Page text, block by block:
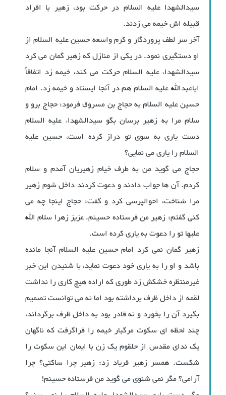
سیدالشهدا علیه السلام در حرکت بود، زهیر با افراد
قبیله اش خیمه می زدند.
آخر سر لطف پروردگار و کرم واسعه حسین علیه السلام از
او دستگیری نمود. در یکی از منازل که زهیر گمان می کرد
سیدالشهداء علیه السلام حرکت می کند، خیمه زد اتفاقاً
اباعبدالله علیه السلام هم در آنجا ایستاد و خیمه زد. امام
حسین علیه السلام به حجاج بن مسروق فرمود: حجاج برو و
سلام مرا به زهیر برسان بگو سیدالشهداء علیه السلام
دست یاری به سوی تو دراز کرده است، حسین علیه
السلام را یاری می نمایی؟
حجاج می گوید من به طرف خیام زهیریان آمدم و سلام
کردم. آن ها جواب دادند و دعوت کردند داخل شوم زهیر
مرا شناخت، احوالپرسی کرد و گفت: حجاج اینجا چه می
کنی گفتم: زهیر من فرستاده حسینم. عزیز زهرا سلام الله
علیها تو را دعوت به یاری کرده است.
زهیر گمان نمی کرد امام حسین علیه السلام آنجا مانده
باشد و او را به یاری خود دعوت نماید، با شنیدن این خبر
غیرمنتظره خشکش زد طوری که اراده هیچ کاری را نداشت
لقمه از داخل ظرف برداشته بود اما نه می توانست تصمیم
بگیرد آن را بخورد و نه قادر بود به داخل ظرف برگرداند،
چند لحظه ای سکوت مرگبار خیمه را فراگرفت که ناگهان
یک ندای مقدس از حلقوم یک زن با ایمان این سکوت را
شکست. همسر زهیر فریاد زد: زهیر چرا ساکتی؟ چرا
آرامی؟ مگر نمی شنوی می گوید من فرستاده حسینم!